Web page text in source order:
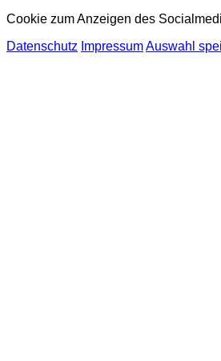
Cookie zum Anzeigen des
Datenschutz ImpressumAuswahl